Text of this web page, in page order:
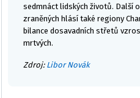
sedmnáct lidských životů. Další
zraněných hlásí také regiony
bilance dosavadních střetů
mrtvých.
Zdroj: Libor Novák